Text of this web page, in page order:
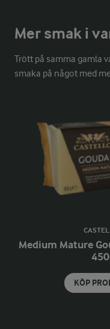
Mer smak i
Trött på samma gamla
smaka på något med
Medium Mature
KÖP